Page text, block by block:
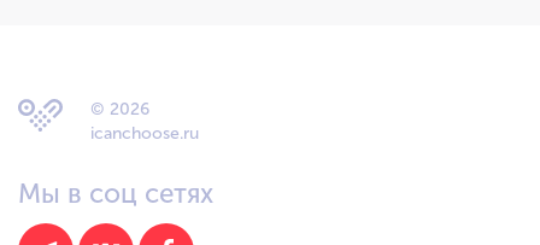
© 2026
icanchoose.ru
Мы в соц сетях